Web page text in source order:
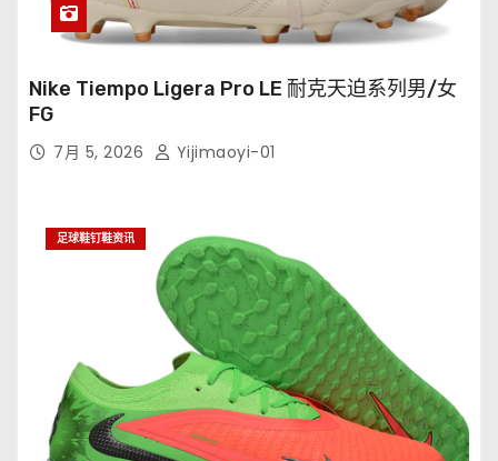
Nike Tiempo Ligera Pro LE 耐克天迫系列男/女
FG
7月 5, 2026 Yijimaoyi-01
足球鞋钉鞋资讯